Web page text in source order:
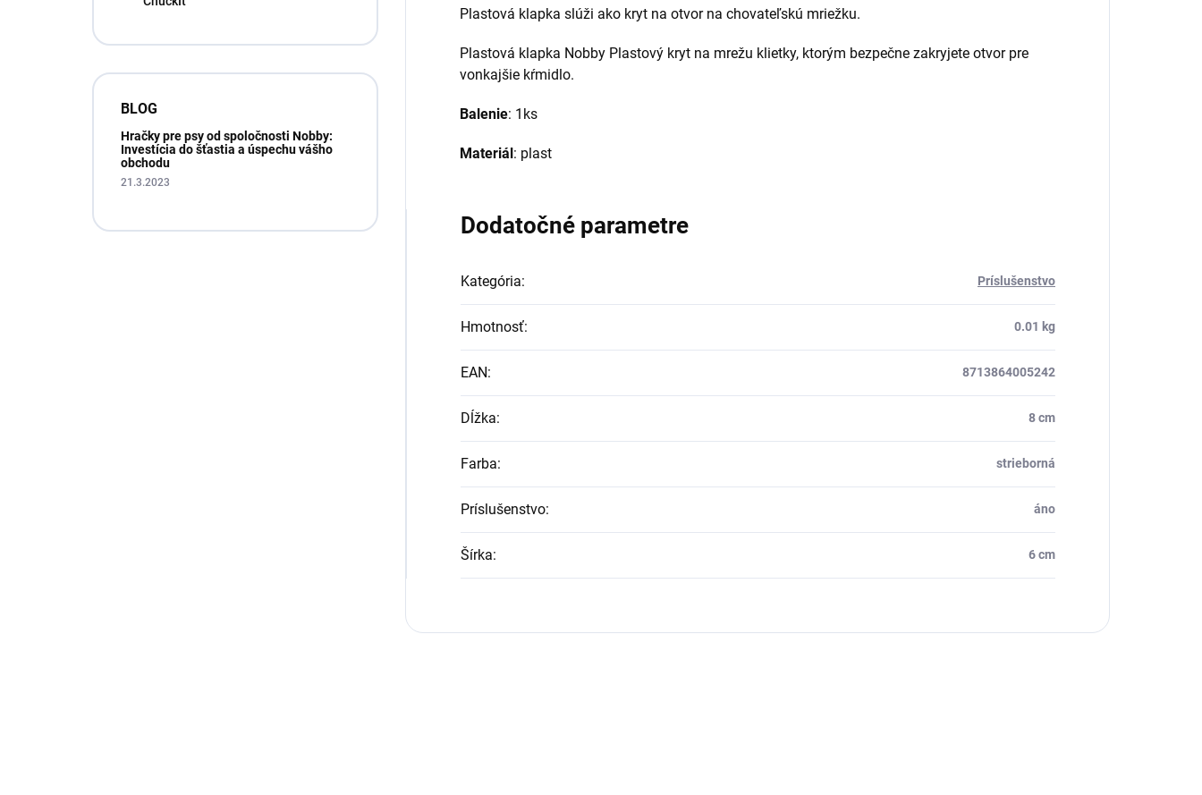
BLOG
Hračky pre psy od spoločnosti Nobby:
Investícia do šťastia a úspechu vášho
obchodu
21.3.2023
Plastová klapka slúži ako kryt na otvor na chovateľskú mriežku.
Plastová klapka Nobby Plastový kryt na mrežu klietky, ktorým bezpečne zakryjete otvor pre
vonkajšie kŕmidlo.
Balenie: 1ks
Materiál : plast
Dodatočné parametre
Kategória: Príslušenstvo
Hmotnosť: 0.01 kg
EAN: 8713864005242
Dĺžka: 8 cm
Farba: strieborná
Príslušenstvo: áno
Šírka: 6 cm